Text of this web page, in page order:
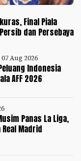
Final Piala
dan Persebaya
Aug 2026
Indonesia
AFF 2026
Panas La Liga,
Madrid